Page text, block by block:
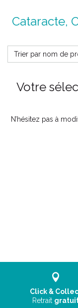
Cataracte,
Trier par nom de
Votre
N’hésitez pas à
Click &
Retrait